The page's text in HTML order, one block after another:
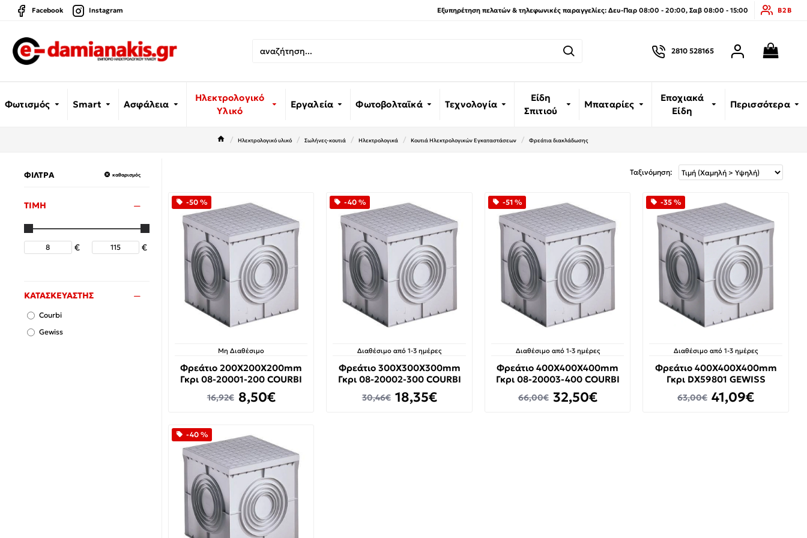
Facebook Instagram Εξυπηρέτηση πελατών & τηλεφωνικές παραγγελίες: Δευ-Παρ 08:00 - 20:00, Σαβ 08:00 - 15:00 B2B
2810 528165
Φωτισμός Smart Ασφάλεια
Ηλεκτρολογικό
Υλικό
Εργαλεία Φωτοβολταϊκά Τεχνολογία
Είδη
Σπιτιού
Μπαταρίες
Εποχιακά
Είδη
Περισσότερα
Ηλεκτρολογικό υλικό Σωλήνες-κουτιά Ηλεκτρολογικά Κουτιά Ηλεκτρολογικών Εγκαταστάσεων Φρεάτια διακλάδωσης
ΦΙΛΤΡΑ καθαρισμός
ΤΙΜΗ
€ €
ΚΑΤΑΣΚΕΥΑΣΤΗΣ
Courbi
Gewiss
Ταξινόμηση:
-50 %
Μη Διαθέσιμο
Φρεάτιο 200X200X200mm
Γκρι 08-20001-200 COURBI
8,50€
16,92€
-40 %
Διαθέσιμο από 1-3 ημέρες
Φρεάτιο 300X300X300mm
Γκρι 08-20002-300 COURBI
18,35€
30,46€
-51 %
Διαθέσιμο από 1-3 ημέρες
Φρεάτιο 400X400X400mm
Γκρι 08-20003-400 COURBI
32,50€
66,00€
-35 %
Διαθέσιμο από 1-3 ημέρες
Φρεάτιο 400X400X400mm
Γκρι DX59801 GEWISS
41,09€
63,00€
-40 %